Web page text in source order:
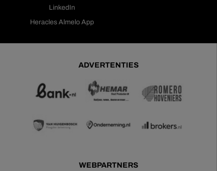
LinkedIn
Heracles Almelo App
ADVERTENTIES
WEBPARTNERS